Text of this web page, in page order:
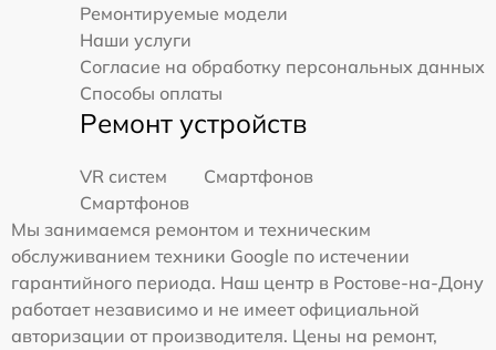
Ремонтируемые модели
Наши услуги
Согласие на обработку персональных данных
Способы оплаты
Ремонт устройств
VR систем
Смартфонов
Смартфонов
Мы занимаемся ремонтом и техническим
обслуживанием техники Google по истечении
гарантийного периода. Наш центр в Ростове-на-Дону
работает независимо и не имеет официальной
авторизации от производителя. Цены на ремонт,